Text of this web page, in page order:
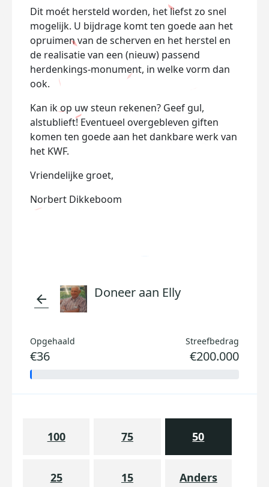
Dit moét hersteld worden, het liefst zo snel
mogelijk. U bijdrage komt ten goede aan het
opruimen van de scherven en het herstel en
de realisatie van een (nieuw) passend
herdenkings-monument, in welke vorm dan
ook.
Kan ik op uw steun rekenen? Geef gul,
alstublieft! Eventueel overgebleven giften
komen ten goede aan het dankbare werk van
het KWF.
Vriendelijke groet,
Norbert Dikkeboom
arrow_back Doneer aan Elly
Opgehaald
€36
Streefbedrag
€200.000
100 75 50
25 15 Anders